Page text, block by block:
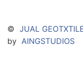
© JUAL
by AINGSTUDIOS